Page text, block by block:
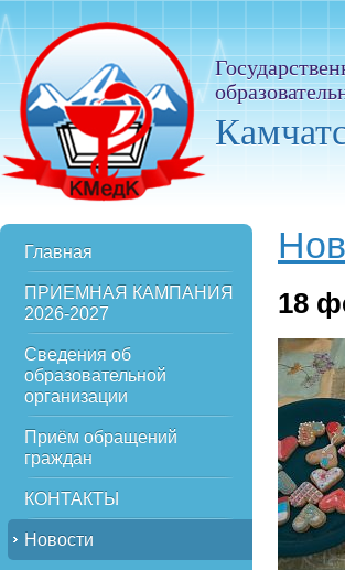
Главная
ПРИЕМНАЯ КАМПАНИЯ
2026-2027
Сведения об
образовательной
организации
Приём обращений
граждан
КОНТАКТЫ
Новости
18